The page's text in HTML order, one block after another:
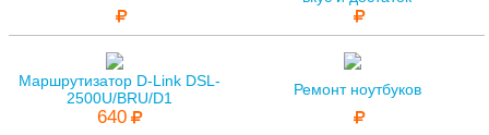
Маршрутизатор D-Link DSL-
2500U/BRU/D1
640
Ремонт ноутбуков